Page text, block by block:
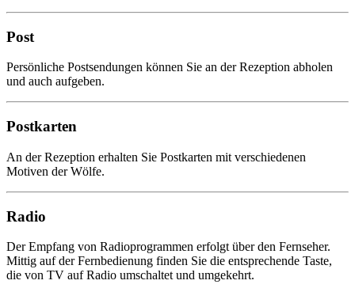
Post
Persönliche Postsendungen können Sie an der Rezeption abholen
und auch aufgeben.
Postkarten
An der Rezeption erhalten Sie Postkarten mit verschiedenen
Motiven der Wölfe.
Radio
Der Empfang von Radioprogrammen erfolgt über den Fernseher.
Mittig auf der Fernbedienung finden Sie die entsprechende Taste,
die von TV auf Radio umschaltet und umgekehrt.